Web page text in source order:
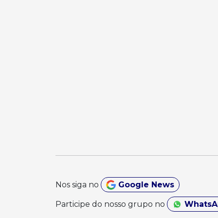
Nos siga no Google News
Participe do nosso grupo no